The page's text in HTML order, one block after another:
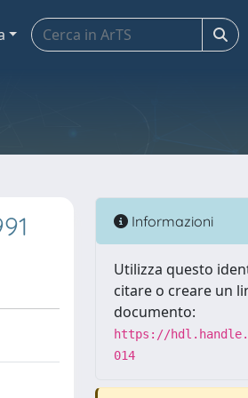
Informazioni
Utilizza questo
citare o creare un
documento:
https://
014